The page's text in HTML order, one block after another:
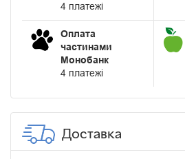
4 платежі
Оплата
частинами
Монобанк
4 платежі
Доставка